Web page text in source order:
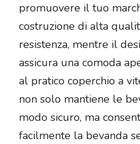
promuovere il tuo
costruzione di alta
resistenza, mentre il
assicura una comoda
al pratico coperchio a
non solo mantiene le
modo sicuro, ma
facilmente la bevanda